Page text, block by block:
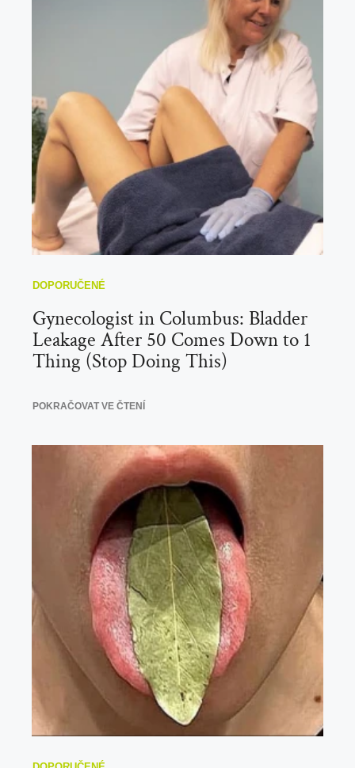
Gynecologist in Columbus: Bladder
Leakage After 50 Comes Down to 1
Thing (Stop Doing This)